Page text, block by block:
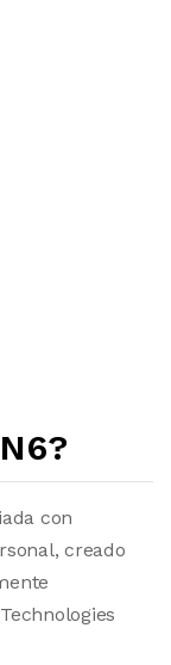
con
creado